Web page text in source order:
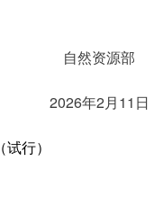
资源部
月11日
行）